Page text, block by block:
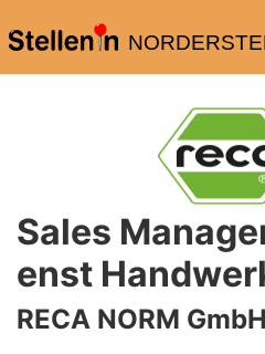
Sales
enst
RECA NORM GmbH